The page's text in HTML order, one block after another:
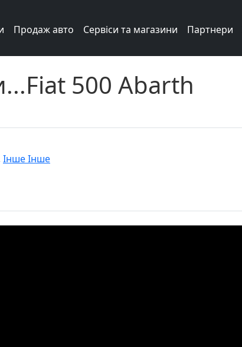
Продаж авто Сервіси та магазини Партнери
500 Abarth
Інше Інше